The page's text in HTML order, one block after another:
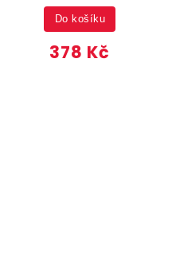
378 Kč
Do košíku